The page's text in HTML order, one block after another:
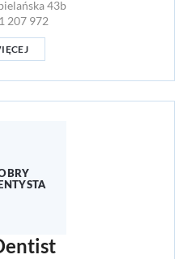
43b
207 972